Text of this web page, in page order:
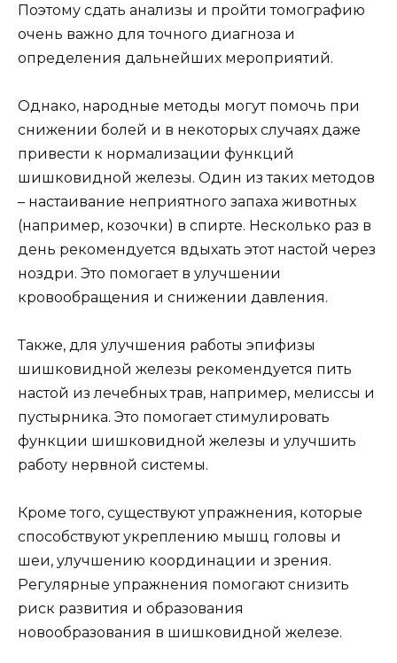
Поэтому сдать анализы и пройти томографию
очень важно для точного диагноза и
определения дальнейших мероприятий.
Однако, народные методы могут помочь при
снижении болей и в некоторых случаях даже
привести к нормализации функций
шишковидной железы. Один из таких методов
– настаивание неприятного запаха животных
(например, козочки) в спирте. Несколько раз в
день рекомендуется вдыхать этот настой через
ноздри. Это помогает в улучшении
кровообращения и снижении давления.
Также, для улучшения работы эпифизы
шишковидной железы рекомендуется пить
настой из лечебных трав, например, мелиссы и
пустырника. Это помогает стимулировать
функции шишковидной железы и улучшить
работу нервной системы.
Кроме того, существуют упражнения, которые
способствуют укреплению мышц головы и
шеи, улучшению координации и зрения.
Регулярные упражнения помогают снизить
риск развития и образования
новообразования в шишковидной железе.